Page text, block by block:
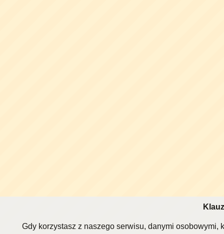
Gdy korzystasz z naszego serwisu, danymi osobowymi,